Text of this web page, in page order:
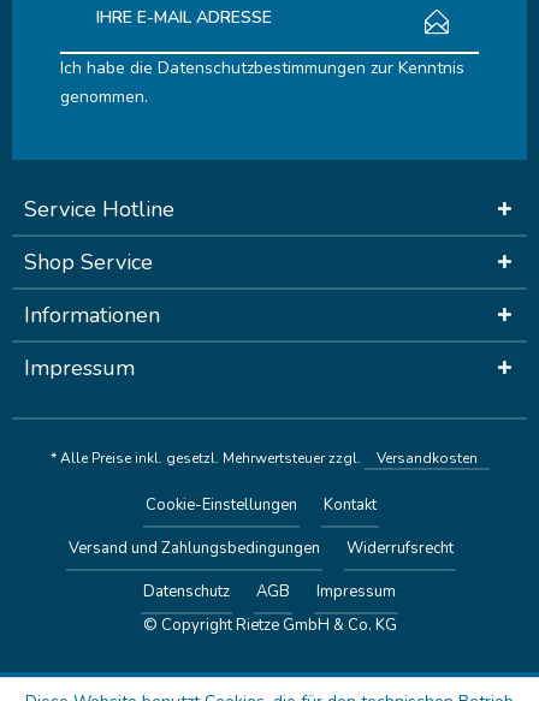
Ich habe die Datenschutzbestimmungen zur Kenntnis
genommen.
Service Hotline
Shop Service
Informationen
Impressum
* Alle Preise inkl. gesetzl. Mehrwertsteuer zzgl. Versandkosten
Cookie-Einstellungen
Kontakt
Versand und Zahlungsbedingungen
Widerrufsrecht
Datenschutz
AGB
Impressum
© Copyright Rietze GmbH & Co. KG